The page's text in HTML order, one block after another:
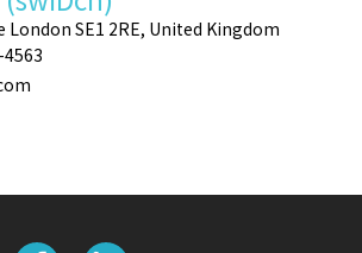
London SE1 2RE, United Kingdom